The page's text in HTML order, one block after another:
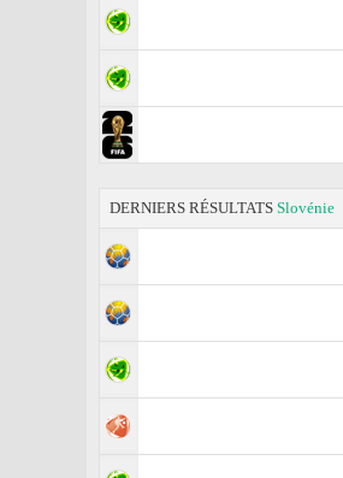
DERNIERS RÉSULTATS Slovénie